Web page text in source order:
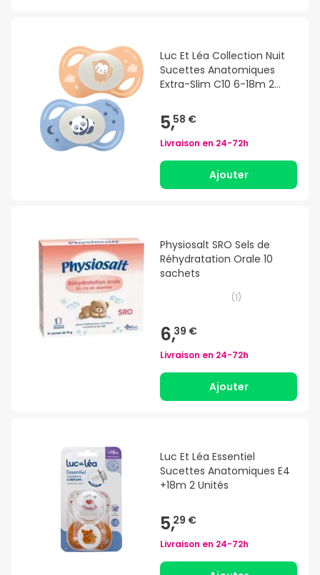
Luc Et Léa Collection Nuit
Sucettes Anatomiques
Extra-Slim C10 6-18m 2
5,58 €
Livraison en 24-72h
Ajouter
Physiosalt SRO Sels de
Réhydratation Orale 10
sachets
(1)
6,39 €
Livraison en 24-72h
Ajouter
Luc Et Léa Essentiel
Sucettes Anatomiques E4
+18m 2 Unités
5,29 €
Livraison en 24-72h